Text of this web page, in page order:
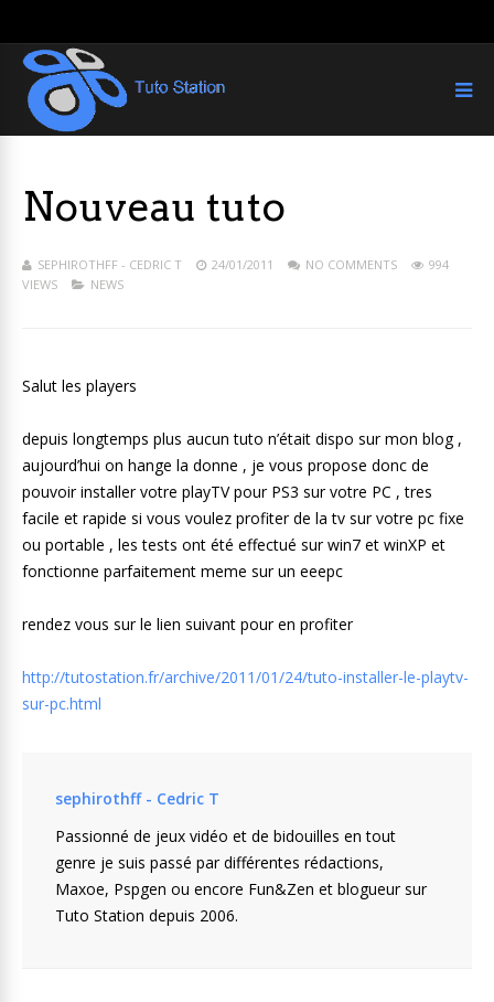
Nouveau tuto
SEPHIROTHFF - CEDRIC T 24/01/2011 NO COMMENTS
994
VIEWS
NEWS
Salut les players
depuis longtemps plus aucun tuto n’était dispo sur mon blog ,
aujourd’hui on hange la donne , je vous propose donc de
pouvoir installer votre playTV pour PS3 sur votre PC , tres
facile et rapide si vous voulez profiter de la tv sur votre pc fixe
ou portable , les tests ont été effectué sur win7 et winXP et
fonctionne parfaitement meme sur un eeepc
rendez vous sur le lien suivant pour en profiter
http://tutostation.fr/archive/2011/01/24/tuto-installer-le-playtv-
sur-pc.html
sephirothff - Cedric T
Passionné de jeux vidéo et de bidouilles en tout
genre je suis passé par différentes rédactions,
Maxoe, Pspgen ou encore Fun&Zen et blogueur sur
Tuto Station depuis 2006.